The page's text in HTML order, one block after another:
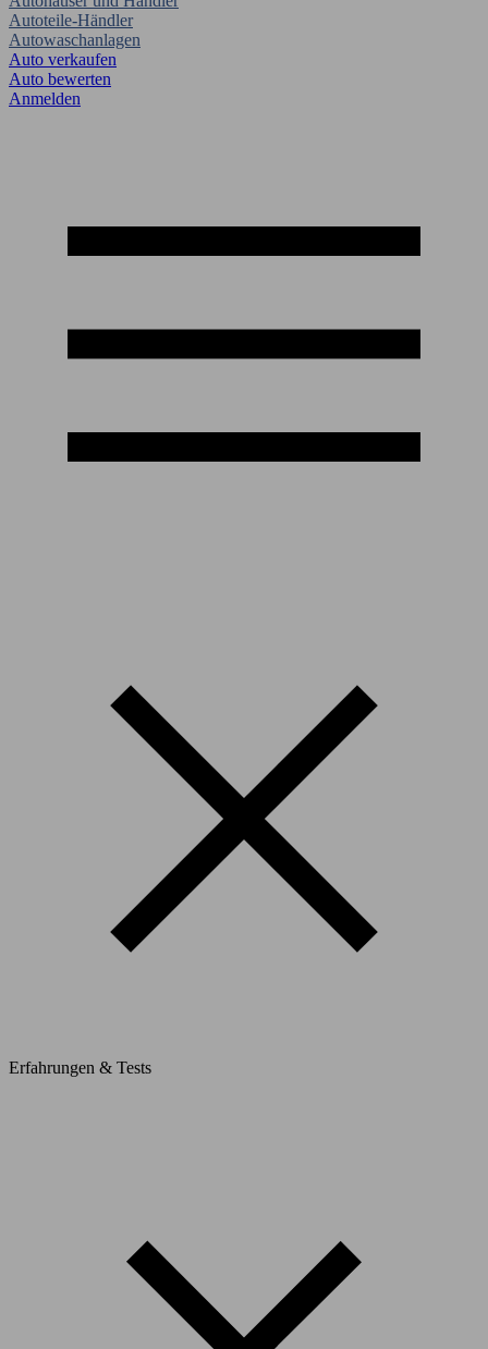
Autoteile-Händler
Autowaschanlagen
Auto verkaufen
Auto bewerten
Anmelden
Erfahrungen & Tests